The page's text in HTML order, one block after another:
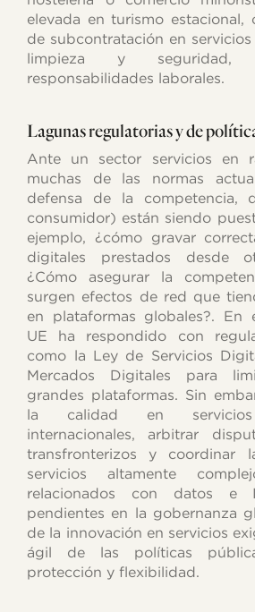
elevada en turismo estacional,
de subcontratación en servicios
limpieza y seguridad,
responsabilidades laborales.
Lagunas regulatorias y de
Ante un sector servicios en
muchas de las normas
defensa de la competencia,
consumidor) están siendo
ejemplo, ¿cómo gravar
digitales prestados desde
¿Cómo asegurar la
surgen efectos de red que
en plataformas globales?. En
UE ha respondido con
como la Ley de Servicios
Mercados Digitales para
grandes plataformas. Sin
la calidad en servicios
internacionales, arbitrar
transfronterizos y coordinar
servicios altamente
relacionados con datos e
pendientes en la gobernanza
de la innovación en servicios
ágil de las políticas
protección y flexibilidad.